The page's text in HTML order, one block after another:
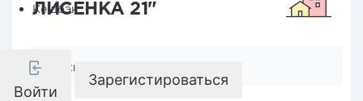
Кешбэк
Войти
Зарегистироваться
ЛИСЕНКА 21"
Реквизиты компании